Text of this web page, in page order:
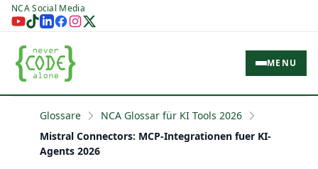
NCA Social Media
MENU
Glossare
NCA Glossar für KI Tools 2026
Mistral Connectors: MCP-Integrationen fuer KI-
Agents 2026